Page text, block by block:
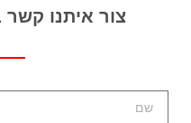
צור איתנו קשר